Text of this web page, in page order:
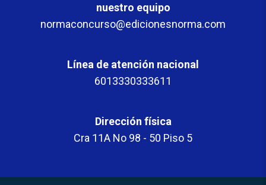
nuestro equipo
normaconcurso@edicionesnorma.com
Línea de atención nacional
6013330333611
Dirección física
Cra 11A No 98 - 50 Piso 5